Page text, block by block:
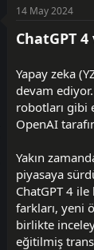
14 May 2024
ChatGPT
Yapay zeka
devam
robotları gibi
OpenAI
Yakın
piyasaya
ChatGPT 4 ile
farkları, yeni
birlikte
eğitilmiş